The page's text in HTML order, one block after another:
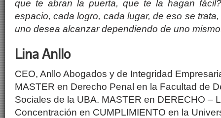
que te abran la puerta, que te la hagan
espacio, cada logro, cada lugar, de eso se
uno desea alcanzar dependiendo de uno
Lina Anllo
CEO, Anllo Abogados y de Integridad
MASTER en Derecho Penal en la Facultad de
Sociales de la UBA. MASTER en DERECHO –
Concentración en CUMPLIMIENTO en la